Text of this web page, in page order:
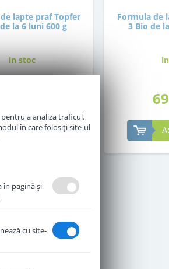
lapte praf Topfer
la 6 luni 600 g
in stoc
Adauga in cos
Formula de
3 Bio de
69
a analiza traficul.
în care folosiți site-ul
în pagină şi
cu site-